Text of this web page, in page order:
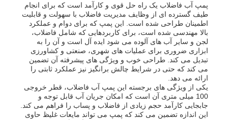
پمپ آب فاضلاب یک راه حل قوی و کارآمد است که برای انجام
طیف گسترده ای از وظایف مدیریت فاضلاب با سهولت و قابلیت
اطمینان طراحی شده است. این پمپ که برای دوام و عملکرد
بالا مهندسی شده است، برای کاربردهایی که شامل فاضلاب،
لجن و سایر آب های آلوده می شود ایده آل است و آن را به
ابزاری ضروری برای عملیات های شهری، صنعتی و کشاورزی
تبدیل می کند. طراحی خوب و ویژگی های پیشرفته آن تضمین
می کند که حتی در شرایط چالش برانگیز نیز عملکرد ثابتی را
ارائه می دهد.
یکی از ویژگی های برجسته این پمپ آب فاضلاب، قطر خروجی
100 میلی متری آن است که امکان جریان آب قابل توجه و
جابجایی کارآمد حجم زیادی از فاضلاب و پساب را فراهم می کند.
این اندازه تضمین می کند که پمپ می تواند مایعات غلیظ حاوی